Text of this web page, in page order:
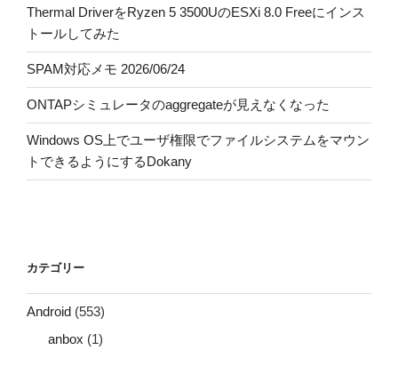
Thermal DriverをRyzen 5 3500UのESXi 8.0 Freeにインス
トールしてみた
SPAM対応メモ 2026/06/24
ONTAPシミュレータのaggregateが見えなくなった
Windows OS上でユーザ権限でファイルシステムをマウン
トできるようにするDokany
カテゴリー
Android (553)
anbox (1)